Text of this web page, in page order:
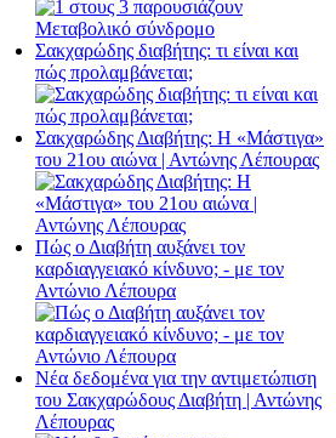
Σακχαρώδης διαβήτης: τι είναι και
πώς προλαμβάνεται;
Σακχαρώδης Διαβήτης: Η «Μάστιγα»
του 21ου αιώνα | Αντώνης Λέπουρας
Πώς ο Διαβήτη αυξάνει τον
καρδιαγγειακό κίνδυνο; - με τον
Αντώνιο Λέπουρα
Νέα δεδομένα για την αντιμετώπιση
του Σακχαρώδους Διαβήτη | Αντώνης
Λέπουρας